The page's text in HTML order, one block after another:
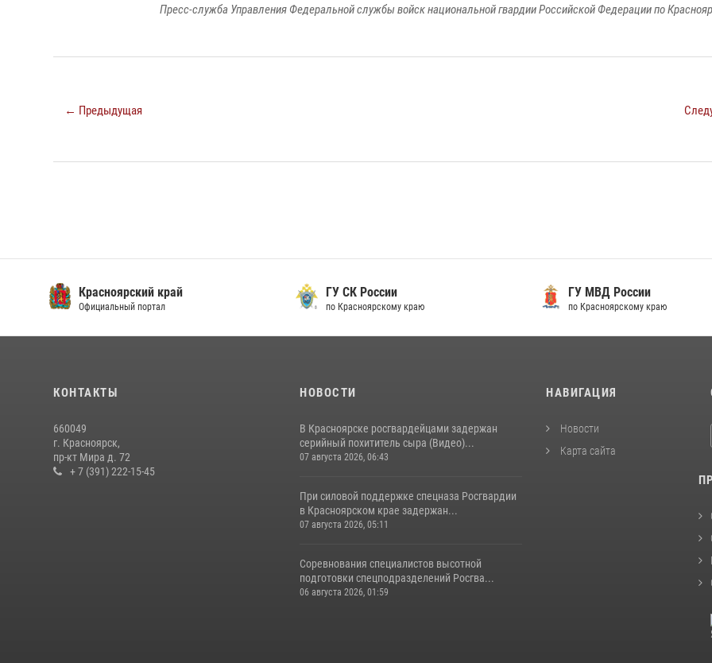
Пресс-служба Управления Федеральной службы войск национальной гвардии Российской Федерации по
← Предыдущая
Красноярский край
Официальный портал
ГУ СК России
по Красноярскому краю
ГУ МВД России
по Красноярскому краю
КОНТАКТЫ
660049
г. Красноярск,
пр-кт Мира д. 72
+ 7 (391) 222-15-45
НОВОСТИ
В Красноярске росгвардейцами задержан
серийный похититель сыра (Видео)...
07 августа 2026, 06:43
При силовой поддержке спецназа Росгвардии
в Красноярском крае задержан...
07 августа 2026, 05:11
Соревнования специалистов высотной
подготовки спецподразделений Росгва...
06 августа 2026, 01:59
НАВИГАЦИЯ
Новости
Карта сайта